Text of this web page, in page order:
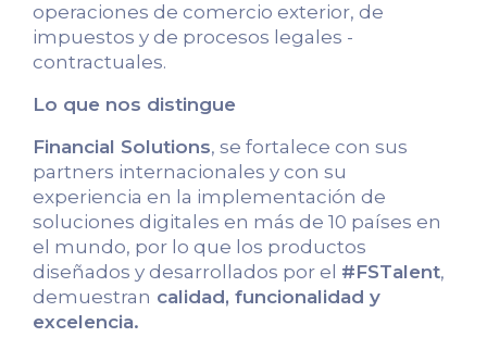
operaciones de comercio exterior, de
impuestos y de procesos legales -
contractuales.
Lo que nos distingue
Financial Solutions, se fortalece con sus
partners internacionales y con su
experiencia en la implementación de
soluciones digitales en más de 10 países en
el mundo, por lo que los productos
diseñados y desarrollados por el #FSTalent,
demuestran calidad, funcionalidad y
excelencia.